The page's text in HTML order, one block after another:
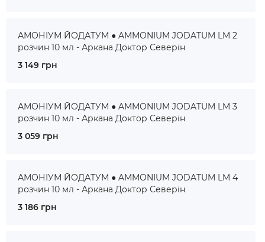
АМОНІУМ ЙОДАТУМ ● AMMONIUM JODATUM LM 2
розчин 10 мл - Аркана Доктор Северін
3 149 грн
АМОНІУМ ЙОДАТУМ ● AMMONIUM JODATUM LM 3
розчин 10 мл - Аркана Доктор Северін
3 059 грн
АМОНІУМ ЙОДАТУМ ● AMMONIUM JODATUM LM 4
розчин 10 мл - Аркана Доктор Северін
3 186 грн